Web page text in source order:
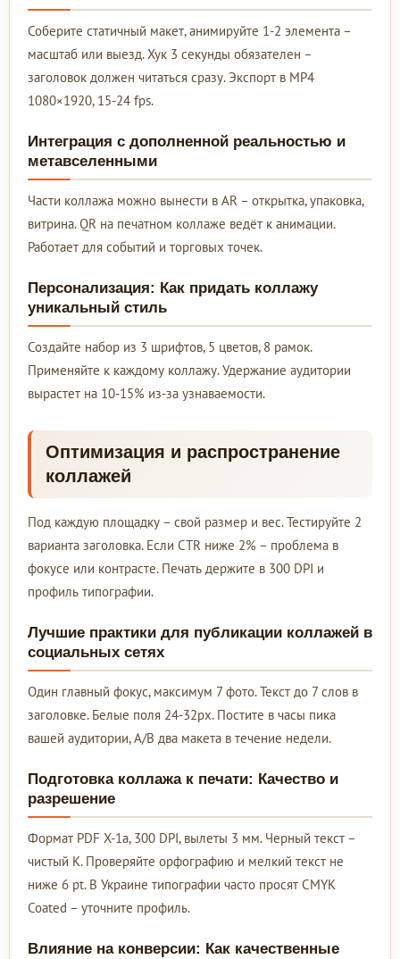
Соберите статичный макет, анимируйте 1-2 элемента –
масштаб или выезд. Хук 3 секунды обязателен –
заголовок должен читаться сразу. Экспорт в MP4
1080×1920, 15-24 fps.
Интеграция с дополненной реальностью и
метавселенными
Части коллажа можно вынести в AR – открытка, упаковка,
витрина. QR на печатном коллаже ведёт к анимации.
Работает для событий и торговых точек.
Персонализация: Как придать коллажу
уникальный стиль
Создайте набор из 3 шрифтов, 5 цветов, 8 рамок.
Применяйте к каждому коллажу. Удержание аудитории
вырастет на 10-15% из-за узнаваемости.
Оптимизация и распространение
коллажей
Под каждую площадку – свой размер и вес. Тестируйте 2
варианта заголовка. Если CTR ниже 2% – проблема в
фокусе или контрасте. Печать держите в 300 DPI и
профиль типографии.
Лучшие практики для публикации коллажей в
социальных сетях
Один главный фокус, максимум 7 фото. Текст до 7 слов в
заголовке. Белые поля 24-32px. Постите в часы пика
вашей аудитории, A/B два макета в течение недели.
Подготовка коллажа к печати: Качество и
разрешение
Формат PDF X-1a, 300 DPI, вылеты 3 мм. Черный текст –
чистый K. Проверяйте орфографию и мелкий текст не
ниже 6 pt. В Украине типографии часто просят CMYK
Coated – уточните профиль.
Влияние на конверсии: Как качественные